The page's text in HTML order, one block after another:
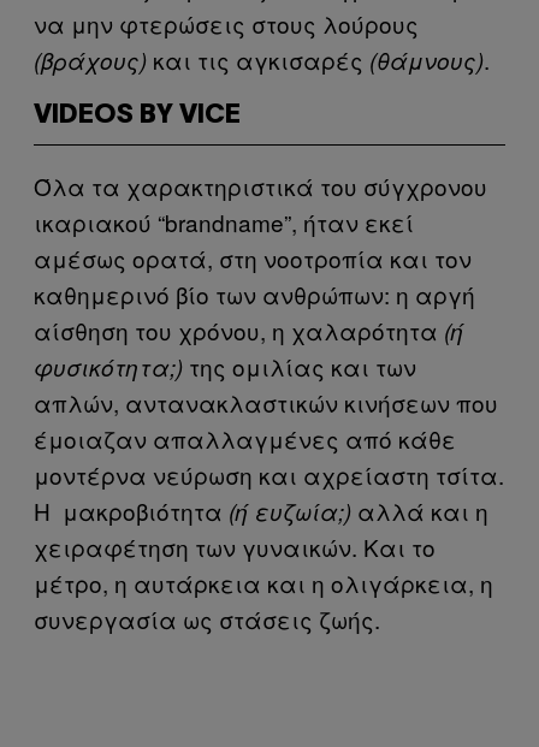
να μην φτερώσεις στους λούρους
(βράχους) και τις αγκισαρές (θάμνους).
VIDEOS BY VICE
Όλα τα χαρακτηριστικά του σύγχρονου
ικαριακού “brandname”, ήταν εκεί
αμέσως ορατά, στη νοοτροπία και τον
καθημερινό βίο των ανθρώπων: η αργή
αίσθηση του χρόνου, η χαλαρότητα (ή
φυσικότητα;) της ομιλίας και των
απλών, αντανακλαστικών κινήσεων που
έμοιαζαν απαλλαγμένες από κάθε
μοντέρνα νεύρωση και αχρείαστη τσίτα.
Η μακροβιότητα (ή ευζωία;) αλλά και η
χειραφέτηση των γυναικών. Και το
μέτρο, η αυτάρκεια και η ολιγάρκεια, η
συνεργασία ως στάσεις ζωής.